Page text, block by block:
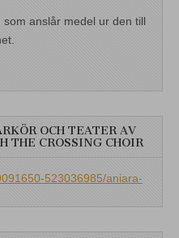
anslår medel ur den till
OCH TEATER AV
THE CROSSING CHOIR
523036985/aniara-